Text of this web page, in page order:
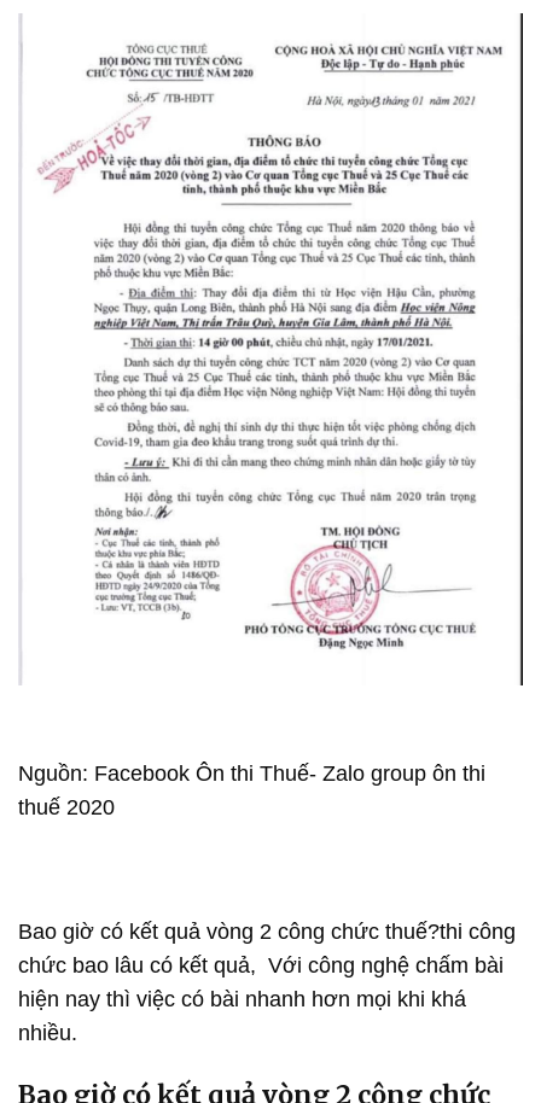
Nguồn: Facebook Ôn thi Thuế- Zalo group ôn thi
thuế 2020
Bao giờ có kết quả vòng 2 công chức thuế?thi công
chức bao lâu có kết quả, Với công nghệ chấm bài
hiện nay thì việc có bài nhanh hơn mọi khi khá
nhiều.
Bao giờ có kết quả vòng 2 công chức